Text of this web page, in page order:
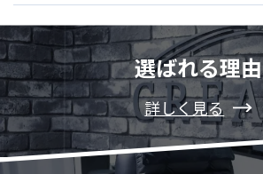
選ばれる理由
詳しく見る